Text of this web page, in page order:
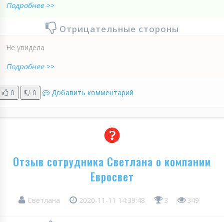
Подробнее >>
Отрицательные стороны
Не увидела
Подробнее >>
0 0 Добавить комментарий
Отзыв сотрудника Светлана о компании
Евросвет
Светлана 2020-11-11 14:39:48 3 349